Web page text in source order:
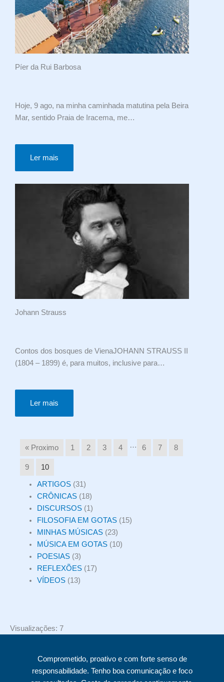
Píer da Rui Barbosa
Hoje, 9 ago, na minha caminhada matutina pela Beira
Mar, sentido Praia de Iracema, me…
Ler mais
Johann Strauss
Contos dos bosques de VienaJOHANN STRAUSS II
(1804 – 1899) é, para muitos, inclusive para…
Ler mais
« Proximo 1 2 3 4 … 6 7 8
9 10
ARTIGOS(31)
CRÔNICAS(18)
DISCURSOS(1)
FILOSOFIA EM GOTAS(15)
MINHAS MÚSICAS(23)
MÚSICA EM GOTAS(10)
POESIAS(3)
REFLEXÕES(17)
VÍDEOS(13)
Visualizações: 7
Comprometido, proativo e com forte senso de
responsabilidade. Tenho boa comunicação e foco